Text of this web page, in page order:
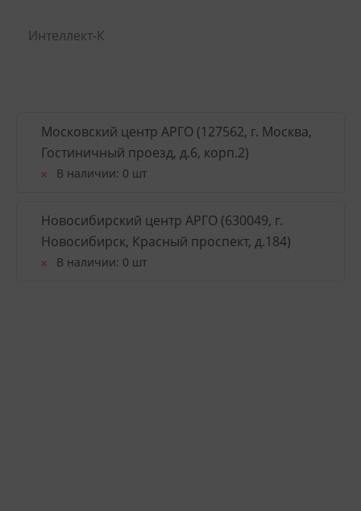
Интеллект-К
Московский центр АРГО (127562, г. Москва,
Гостиничный проезд, д.6, корп.2)
В наличии: 0 шт
Новосибирский центр АРГО (630049, г.
Новосибирск, Красный проспект, д.184)
В наличии: 0 шт